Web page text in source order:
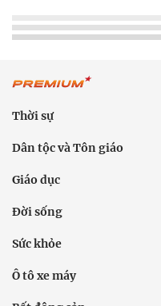
Thời sự
Dân tộc và Tôn giáo
Giáo dục
Đời sống
Sức khỏe
Ô tô xe máy